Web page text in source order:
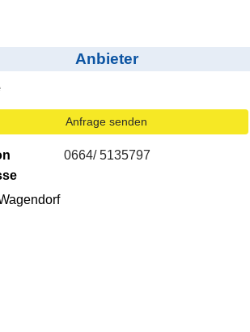
Anbieter
Anfrage senden
0664/ 5135797